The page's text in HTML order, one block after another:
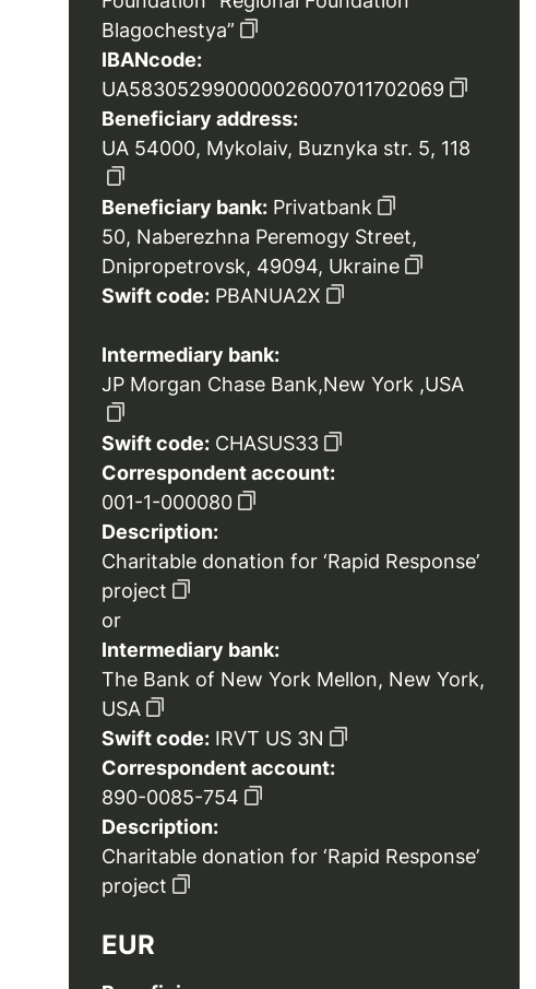
Blagochestya”
IBANcode:
UA583052990000026007011702069
Beneficiary address:
UA 54000, Mykolaiv, Buznyka str. 5, 118
Beneficiary bank: Privatbank
50, Naberezhna Peremogy Street,
Dnipropetrovsk, 49094, Ukraine
Swift code: PBANUA2X
Intermediary bank:
JP Morgan Chase Bank,New York ,USA
Swift code: CHASUS33
Correspondent account:
001-1-000080
Description:
Charitable donation for ‘Rapid Response’
project
or
Intermediary bank:
The Bank of New York Mellon, New York,
USA
Swift code: IRVT US 3N
Correspondent account:
890-0085-754
Description:
Charitable donation for ‘Rapid Response’
project
EUR